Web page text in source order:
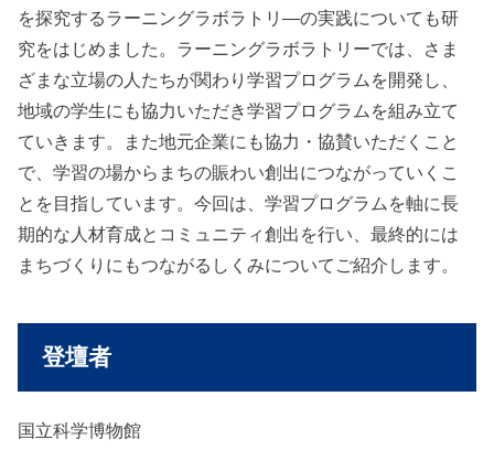
を探究するラーニングラボラトリ―の実践についても研
究をはじめました。ラーニングラボラトリーでは、さま
ざまな立場の人たちが関わり学習プログラムを開発し、
地域の学生にも協力いただき学習プログラムを組み立て
ていきます。また地元企業にも協力・協賛いただくこと
で、学習の場からまちの賑わい創出につながっていくこ
とを目指しています。今回は、学習プログラムを軸に長
期的な人材育成とコミュニティ創出を行い、最終的には
まちづくりにもつながるしくみについてご紹介します。
登壇者
国立科学博物館